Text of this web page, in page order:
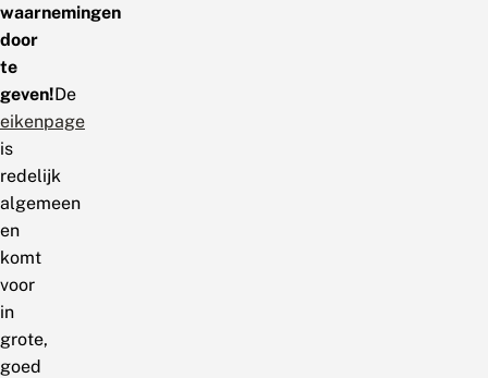
waarnemingen
door
te
geven!De
eikenpage
is
redelijk
algemeen
en
komt
voor
in
grote,
goed